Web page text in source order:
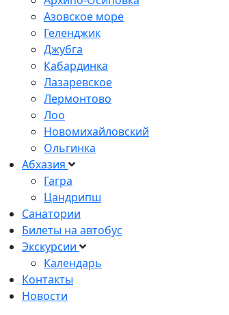
Азовское море
Геленджик
Джубга
Кабардинка
Лазаревское
Лермонтово
Лоо
Новомихайловский
Ольгинка
Абхазия
Гагра
Цандрипш
Санатории
Билеты на автобус
Экскурсии
Календарь
Контакты
Новости